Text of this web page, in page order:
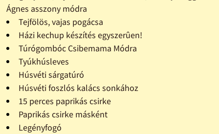
Ágnes asszony módra
Tejfölös, vajas pogácsa
Házi kechup készítés egyszerûen!
Túrógombóc Csibemama Módra
Tyúkhúsleves
Húsvéti sárgatúró
Húsvéti foszlós kalács sonkához
15 perces paprikás csirke
Paprikás csirke másként
Legényfogó